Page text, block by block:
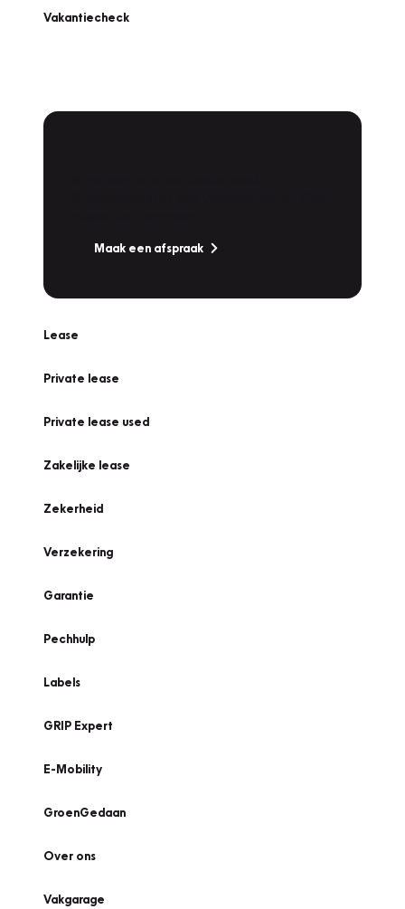
Vakantiecheck
Maak een afspraak
Lease
Private lease
Private lease used
Zakelijke lease
Zekerheid
Verzekering
Garantie
Pechhulp
Labels
GRIP Expert
E-Mobility
GroenGedaan
Over ons
Vakgarage